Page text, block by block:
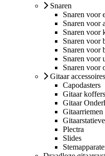
Snaren
Snaren voor
Snaren voor
Snaren voor
Snaren voor
Snaren voor
Snaren voor
Snaren voor
Gitaar accessoires
Capodasters
Gitaar
Gitaar
Gitaarriemen
Plectra
Slides